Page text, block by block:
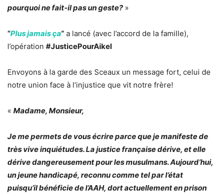
pourquoi ne fait-il pas un geste? »
“Plus jamais ça” a lancé (avec l’accord de la famille),
l’opération #JusticePourAikel
Envoyons à la garde des Sceaux un message fort, celui de
notre union face à l’injustice que vit notre frère!
« Madame, Monsieur,
Je me permets de vous écrire parce que je manifeste de
très vive inquiétudes. La justice française dérive, et elle
dérive dangereusement pour les musulmans. Aujourd’hui,
un jeune handicapé, reconnu comme tel par l’état
puisqu’il bénéficie de l’AAH, dort actuellement en prison